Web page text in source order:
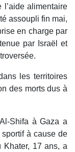
l’aide alimentaire
assoupli fin mai,
en charge par
par Israël et
les territoires
des morts dus à
Shifa à Gaza a
à cause de
Khater, 17 ans, a